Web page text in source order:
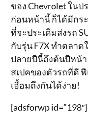
ของ Chevrolet ใน
ก่อนหน้านี้ ก็ได้มีกร
ที่จะประเดิมส่งรถ
กับรุ่น F7X ทำตลา
ปลายปีนี้ถึงต้นปีหน้
สเปคของตัวรถที่ดี
เอื้อมถึงกันได้ง่าย!
[adsforwp id=”198″]